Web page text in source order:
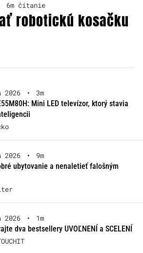
6m čítanie
robotickú kosačku
2026 •
3m
Mini LED televízor, ktorý stavia
2026 •
9m
ubytovanie a nenaletieť falošným
2026 •
1m
dva bestsellery UVOĽNENÍ a SCELENÍ